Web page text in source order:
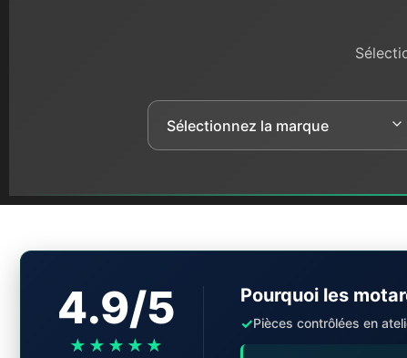
4.9/5
★★★★★
Pourquoi les
✓Pièces contrôlées en